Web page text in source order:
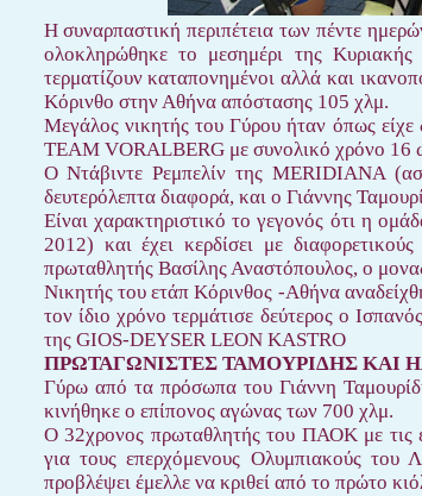
Η συναρπαστική περιπέτεια των πέντε
ολοκληρώθηκε το μεσημέρι της
τερματίζουν καταπονημένοι αλλά και
Κόρινθο στην Αθήνα απόστασης 105 χλμ.
Μεγάλος νικητής του Γύρου ήταν όπως
TEAM VORALBERG με συνολικό χρόνο 16
Ο Ντάβιντε Ρεμπελίν της MERIDIANA
δευτερόλεπτα διαφορά, και ο Γιάννης
Είναι χαρακτηριστικό το γεγονός ότι η
2012) και έχει κερδίσει με
πρωταθλητής Βασίλης Αναστόπουλος, ο
Νικητής του ετάπ Κόρινθος -Αθήνα
τον ίδιο χρόνο τερμάτισε δεύτερος ο
της GIOS-DEYSER LEON KASTRO
ΠΡΩΤΑΓΩΝΙΣΤΕΣ ΤΑΜΟΥΡΙΔΗΣ ΚΑΙ
Γύρω από τα πρόσωπα του Γιάννη
κινήθηκε ο επίπονος αγώνας των 700 χλμ.
Ο 32χρονος πρωταθλητής του ΠΑΟΚ με τις
για τους επερχόμενους Ολυμπιακούς
προβλέψει έμελλε να κριθεί από το πρώτο